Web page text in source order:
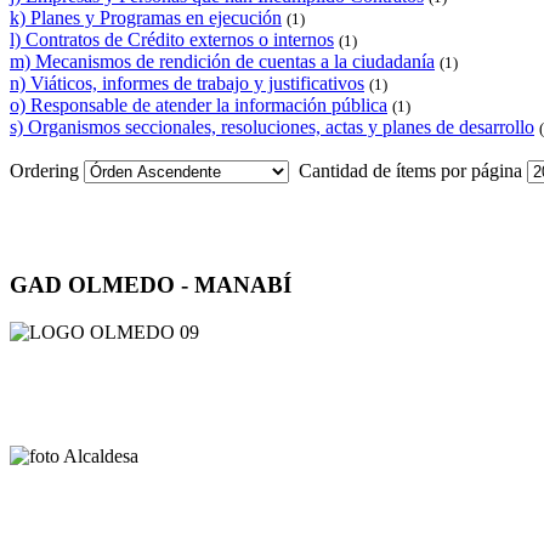
k) Planes y Programas en ejecución (1)
l) Contratos de Crédito externos o internos (1)
m) Mecanismos de rendición de cuentas a la ciudadanía (1)
n) Viáticos, informes de trabajo y justificativos (1)
o) Responsable de atender la información pública (1)
s) Organismos seccionales, resoluciones, actas y planes de desarrollo
Ordering Cantidad de ítems por página
GAD OLMEDO - MANABÍ